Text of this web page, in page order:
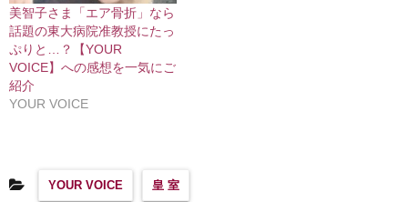
美智子さま「エア骨折」なら
話題の東大病院准教授にたっ
ぷりと…？【YOUR
VOICE】への感想を一気にご
紹介
YOUR VOICE
YOUR VOICE 皇 室